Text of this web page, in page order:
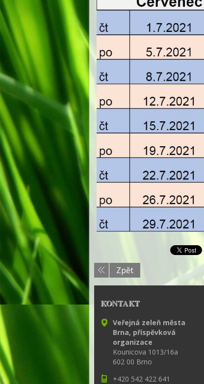
Zpět
KONTAKT
Veřejná zeleň města
Brna, příspěvková
organizace
Kounicova 1013/16a
602 00 Brno
+420 542 422 641